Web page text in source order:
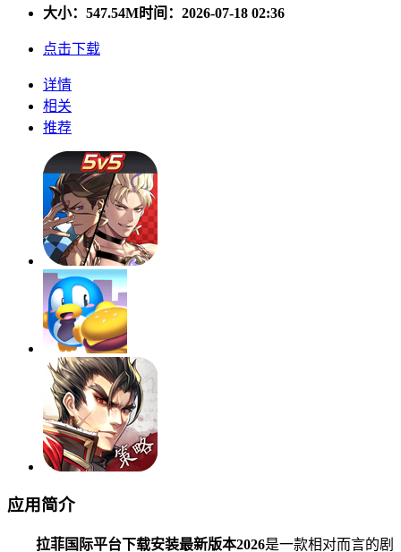
大小： 547.54M时间：2026-07-18 02:36
点击下载
详情
相关
推荐
应用简介
拉菲国际平台下载安装最新版本2026是一款相对而言的剧